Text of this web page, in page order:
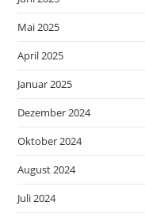
Mai 2025
April 2025
Januar 2025
Dezember 2024
Oktober 2024
August 2024
Juli 2024